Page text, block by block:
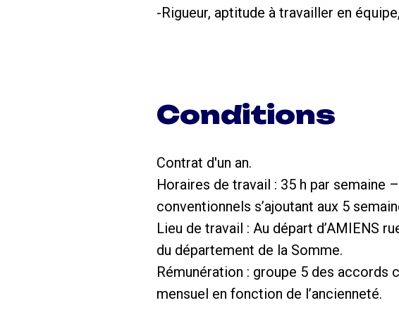
-Rigueur, aptitude à travailler en
Conditions
Contrat d'un an.
Horaires de travail : 35 h par semaine
conventionnels s’ajoutant aux 5
Lieu de travail : Au départ d’AMIENS
du département de la Somme.
Rémunération : groupe 5 des accords
mensuel en fonction de l’ancienneté.